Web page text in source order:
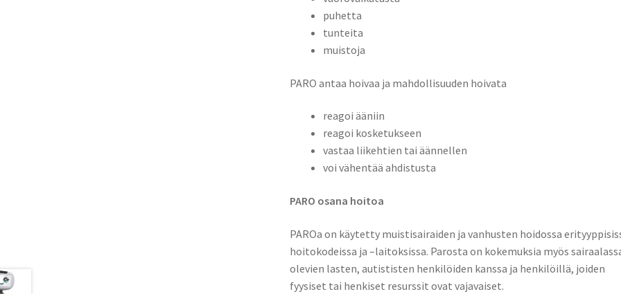
puhetta
tunteita
muistoja
PARO antaa hoivaa ja mahdollisuuden hoivata
reagoi ääniin
reagoi kosketukseen
vastaa liikehtien tai äännellen
voi vähentää ahdistusta
PARO osana hoitoa
PAROa on käytetty muistisairaiden ja vanhusten hoidossa
hoitokodeissa ja –laitoksissa. Parosta on kokemuksia myös
olevien lasten, autististen henkilöiden kanssa ja henkilöillä, joiden
fyysiset tai henkiset resurssit ovat vajavaiset.